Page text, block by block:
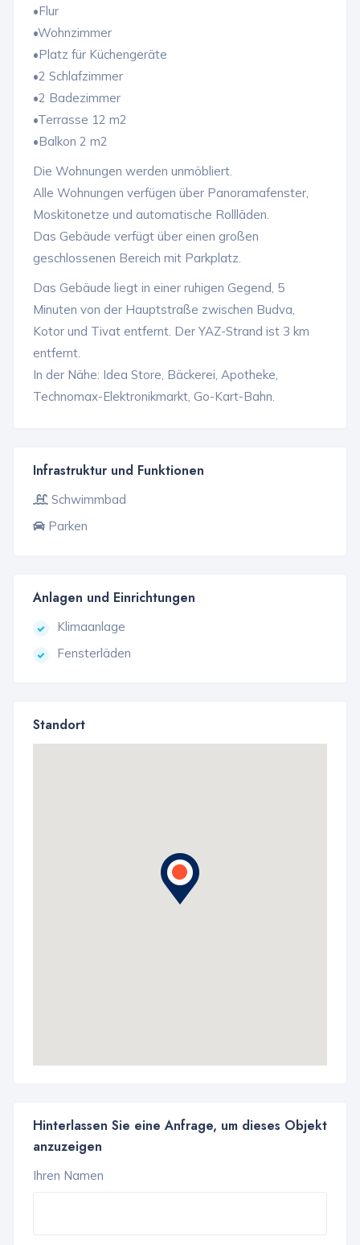
•Flur
•Wohnzimmer
•Platz für Küchengeräte
•2 Schlafzimmer
•2 Badezimmer
•Terrasse 12 m2
•Balkon 2 m2
Die Wohnungen werden unmöbliert.
Alle Wohnungen verfügen über Panoramafenster,
Moskitonetze und automatische Rollläden.
Das Gebäude verfügt über einen großen
geschlossenen Bereich mit Parkplatz.
Das Gebäude liegt in einer ruhigen Gegend, 5
Minuten von der Hauptstraße zwischen Budva,
Kotor und Tivat entfernt. Der YAZ-Strand ist 3 km
entfernt.
In der Nähe: Idea Store, Bäckerei, Apotheke,
Technomax-Elektronikmarkt, Go-Kart-Bahn.
Infrastruktur und Funktionen
Schwimmbad
Parken
Anlagen und Einrichtungen
Klimaanlage
Fensterläden
Standort
Hinterlassen Sie eine Anfrage, um dieses Objekt
anzuzeigen
Ihren Namen